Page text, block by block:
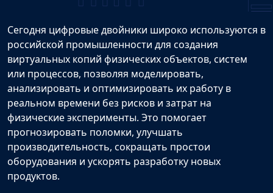
Сегодня цифровые двойники широко используются в
российской промышленности для создания
виртуальных копий физических объектов, систем
или процессов, позволяя моделировать,
анализировать и оптимизировать их работу в
реальном времени без рисков и затрат на
физические эксперименты. Это помогает
прогнозировать поломки, улучшать
производительность, сокращать простои
оборудования и ускорять разработку новых
продуктов.